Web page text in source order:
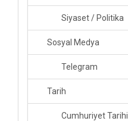
Siyaset / Politika
Sosyal Medya
Telegram
Tarih
Cumhuriyet Tarihi